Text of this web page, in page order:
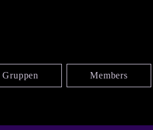
Gruppen Members